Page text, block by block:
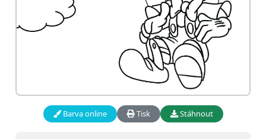
Barva online Tisk Stáhnout